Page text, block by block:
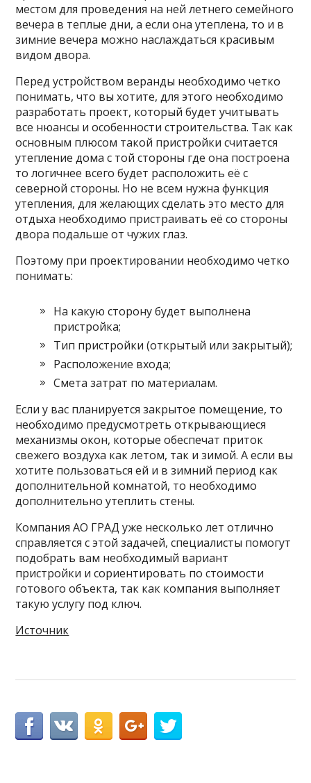
местом для проведения на нейлетнего семейного
вечера в теплые дни, а если она утеплена, то и в
зимние вечера можно наслаждаться красивым
видом двора.
Перед устройством веранды необходимо четко
понимать, что вы хотите, для этого необходимо
разработать проект, который будет учитывать
все нюансы и особенности строительства. Так как
основным плюсом такой пристройки считается
утепление дома с той стороны где она построена
то логичнее всего будет расположить её с
северной стороны. Но не всем нужна функция
утепления, для желающих сделать это место для
отдыха необходимо пристраивать её со стороны
двора подальше от чужих глаз.
Поэтому при проектировании необходимо четко
понимать:
На какую сторону будет выполнена
пристройка;
Тип пристройки (открытый или закрытый);
Расположение входа;
Смета затрат по материалам.
Если у вас планируется закрытое помещение, то
необходимо предусмотреть открывающиеся
механизмы окон, которые обеспечат приток
свежего воздуха как летом, так и зимой. А если вы
хотите пользоваться ей и в зимний период как
дополнительной комнатой, то необходимо
дополнительно утеплить стены.
Компания АО ГРАД уже несколько лет отлично
справляется с этой задачей, специалисты помогут
подобрать вам необходимый вариант
пристройки и сориентировать по стоимости
готового объекта, так как компания выполняет
такую услугу под ключ.
Источник